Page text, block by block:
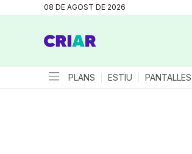
08 DE AGOST DE 2026
PLANS ESTIU PANTALLES